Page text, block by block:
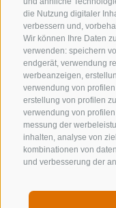
die Nutzung digitaler
verbessern und,
Wir können Ihre Daten
verwenden: speichern
endgerät, verwendung
werbeanzeigen,
verwendung von
erstellung von profilen
verwendung von
messung der
inhalten, analyse von
kombinationen von
und verbesserung der
anzeige von werbung